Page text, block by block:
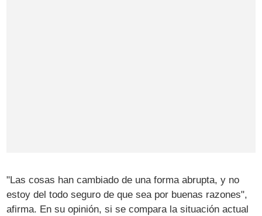
"Las cosas han cambiado de una forma abrupta, y no
estoy del todo seguro de que sea por buenas razones",
afirma. En su opinión, si se compara la situación actual